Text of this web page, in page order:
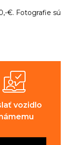
€. Fotografie sú
vozidlo